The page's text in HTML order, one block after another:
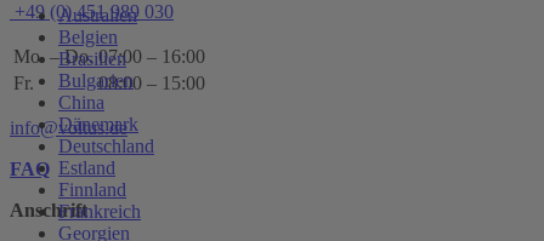
Australien
Belgien
Brasilien
Bulgarien
China
Dänemark
Deutschland
Estland
Finnland
Frankreich
Georgien
+49 (0) 451 989 030
Mo. – Do. 07:00 – 16:00
Fr.
08:00 – 15:00
info@voltus.de
FAQ
Anschrift